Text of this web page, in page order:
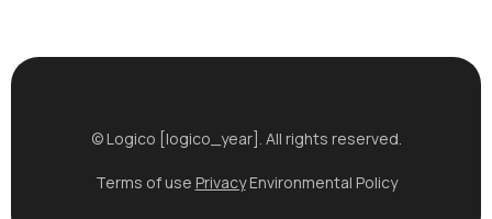
© Logico [logico_year]. All rights reserved.
Terms of use PrivacyEnvironmental Policy